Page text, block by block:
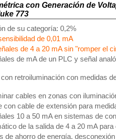
con Generación de
773
de su categoría: 0,2%
de 0,01 mA
de 4 a 20 mA sin "romper el
de mA de un PLC y señal
retroiluminación con medidas
cables en zonas con
con cable de extensión para
10 a 50 mA en sistemas de
de la salida de 4 a 20 mA
de ahorro de energía,